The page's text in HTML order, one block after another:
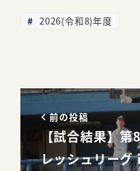
2026(令和8)年度
前の投稿
【試合結果】
レッシュリー